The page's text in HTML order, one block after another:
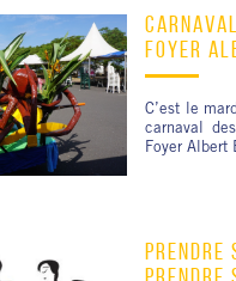
FOYER
C’est le
carnaval
Foyer
PRENDRE